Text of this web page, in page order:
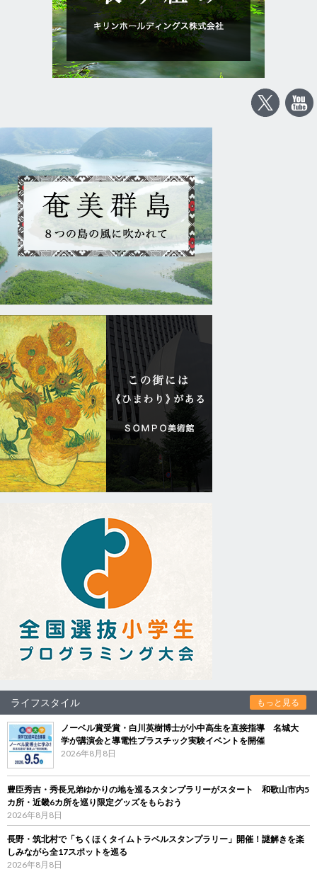
ライフスタイル もっと見る
ノーベル賞受賞・白川英樹博士が小中高生を直接指導 名城大
学が講演会と導電性プラスチック実験イベントを開催
2026年8月8日
豊臣秀吉・秀長兄弟ゆかりの地を巡るスタンプラリーがスタート 和歌山市内5
カ所・近畿6カ所を巡り限定グッズをもらおう
2026年8月8日
長野・筑北村で「ちくほくタイムトラベルスタンプラリー」開催！謎解きを楽
しみながら全17スポットを巡る
2026年8月8日